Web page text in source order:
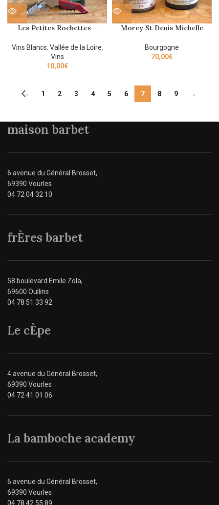
Les Petites Rochettes –
cl
Vins Blancs, Vallée de la Loire,
Vins
10,00€
Morey St Denis Michelle
Bourgogne
70,00€
← 1 2 3 4 5 6 7 8 9 →
maison barbet
6 avenue du Général Brosset,
69390 Vourles
04 72 04 32 10
frÈres barbet
58 boulevard Emile Zola,
69600 Oullins
04 78 51 33 92
Le cÈpe
4 avenue du Général Brosset,
69390 Vourles
04 72 41 01 06
La bamboche academy
6 avenue du Général Brosset,
69390 Vourles
04 78 42 55 89